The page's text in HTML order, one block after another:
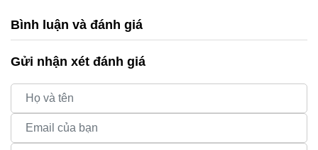
Bình luận và đánh giá
Gửi nhận xét đánh giá